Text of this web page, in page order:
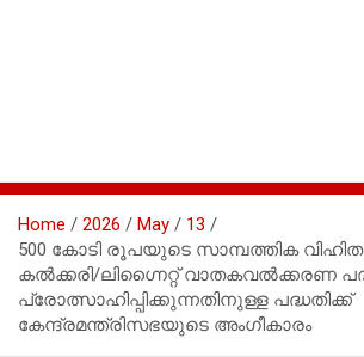
Home 2026 May
13
500 കോടി രൂപയുടെ സാമ്പത്തിക
കൽക്കരി/ലിഗ്നൈറ്റ് വാതകവൽക്കരണ
പ്രോത്സാഹിപ്പിക്കുന്നതിനുള്ള പദ്ധതിക്ക്
കേന്ദ്രമന്ത്രിസഭയുടെ അംഗീകാരം